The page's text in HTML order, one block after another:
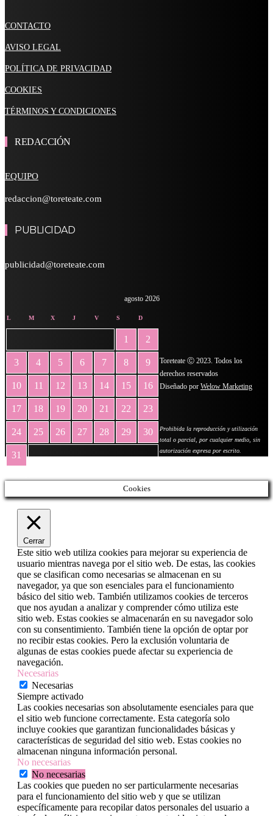
CONTACTO
AVISO LEGAL
POLÍTICA DE PRIVACIDAD
COOKIES
TÉRMINOS Y CONDICIONES
REDACCIÓN
EQUIPO
redaccion@toreteate.com
PUBLICIDAD
publicidad@toreteate.com
agosto 2026
L M X J V S D
1 2
3 4 5 6 7 8 9
10 11 12 13 14 15 16
17 18 19 20 21 22 23
24 25 26 27 28 29 30
31
Toreteate Ⓒ 2023. Todos los
derechos reservados
Diseñado por Welow Marketing
Prohibida la reproducción y utilización
total o parcial, por cualquier medio, sin
autorización expresa por escrito.
Cookies
Cerrar
Este sitio web utiliza cookies para mejorar su experiencia de
usuario mientras navega por el sitio web. De estas, las cookies
que se clasifican como necesarias se almacenan en su
navegador, ya que son esenciales para el funcionamiento
básico del sitio web. También utilizamos cookies de terceros
que nos ayudan a analizar y comprender cómo utiliza este
sitio web. Estas cookies se almacenarán en su navegador solo
con su consentimiento. También tiene la opción de optar por
no recibir estas cookies. Pero la exclusión voluntaria de
algunas de estas cookies puede afectar su experiencia de
navegación.
Necesarias
Necesarias
Siempre activado
Las cookies necesarias son absolutamente esenciales para que
el sitio web funcione correctamente. Esta categoría solo
incluye cookies que garantizan funcionalidades básicas y
características de seguridad del sitio web. Estas cookies no
almacenan ninguna información personal.
No necesarias
No necesarias
Las cookies que pueden no ser particularmente necesarias
para el funcionamiento del sitio web y que se utilizan
específicamente para recopilar datos personales del usuario a